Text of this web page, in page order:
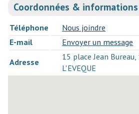
Coordonnées & informations
Téléphone
Nous joindre
E-mail
Envoyer un message
Adresse
15 place Jean
L'EVEQUE